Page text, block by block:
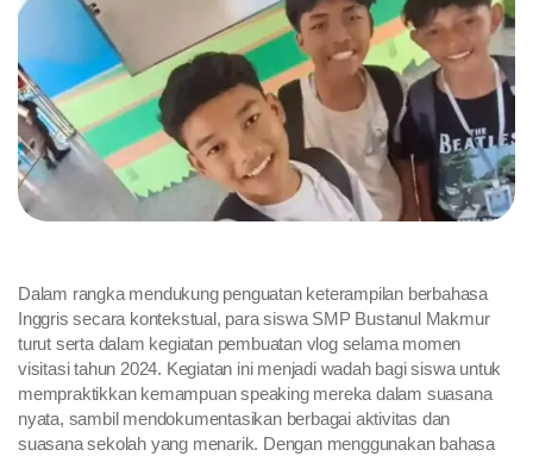
Dalam rangka mendukung penguatan keterampilan berbahasa
Inggris secara kontekstual, para siswa SMP Bustanul Makmur
turut serta dalam kegiatan pembuatan vlog selama momen
visitasi tahun 2024. Kegiatan ini menjadi wadah bagi siswa untuk
mempraktikkan kemampuan speaking mereka dalam suasana
nyata, sambil mendokumentasikan berbagai aktivitas dan
suasana sekolah yang menarik. Dengan menggunakan bahasa